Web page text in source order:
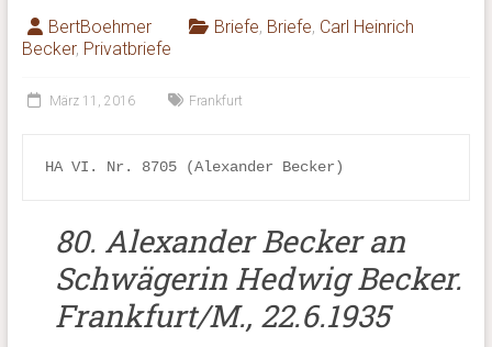
BertBoehmer Briefe, Briefe, Carl Heinrich
Becker, Privatbriefe
März 11, 2016 Frankfurt
HA VI. Nr. 8705 (Alexander Becker)
80. Alexander Becker an
Schwägerin Hedwig Becker.
Frankfurt/M., 22.6.1935